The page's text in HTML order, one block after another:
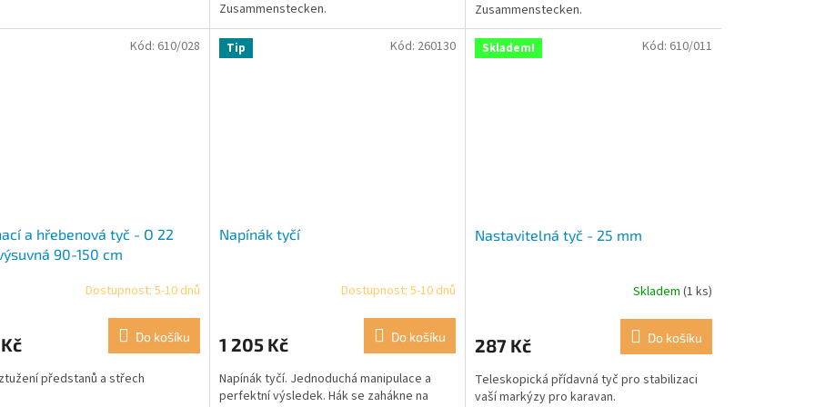
Zusammenstecken.
Zusammenstecken.
a hřebenová tyč - O 22
90-150 cm
Dostupnost: 5-10 dnů
Do košíku
předstanů a střech
Kód: 610/028 Tip
Napínák tyčí
Dostupnost: 5-10 dnů
1 205 Kč Do košíku
Napínák tyčí. Jednoduchá manipulace a
perfektní výsledek. Hák se zahákne na
Kód: 260130 Skladem!
Nastavitelná tyč - 25 mm
Skladem (1 ks)
287 Kč Do košíku
Teleskopická přídavná tyč pro stabilizaci
vaší markýzy pro karavan.
Kód: 610/011